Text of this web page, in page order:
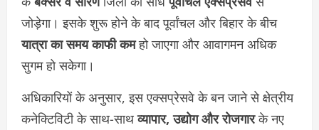
जोड़ेगा। इसके शुरू होने के बाद पूर्वांचल और बिहार के बीच
यात्रा का समय काफी कमहो जाएगा और आवागमन अधिक
सुगम हो सकेगा।
अधिकारियों के अनुसार, इस एक्सप्रेसवे के बन जाने से क्षेत्रीय
कनेक्टिविटी के साथ-साथव्यापार, उद्योग और रोजगारके नए